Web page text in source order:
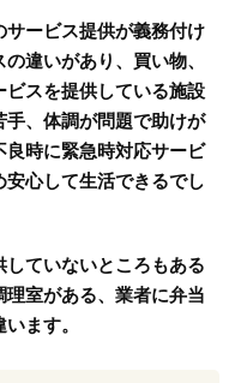
ービス提供が義務付け
違いがあり、買い物、
スを提供している施設
手、体調が問題で助けが
時に緊急時対応サービ
心して生活できるでし
ていないところもある
室がある、業者に弁当
ます。